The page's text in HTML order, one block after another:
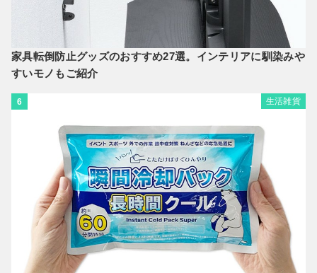
家具転倒防止グッズのおすすめ27選。インテリアに馴染みや
すいモノもご紹介
6 生活雑貨